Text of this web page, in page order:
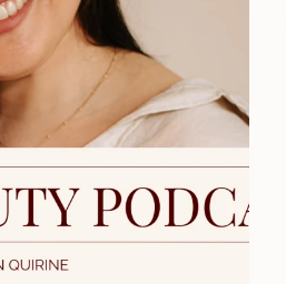
gommage in één!
overtollige cellen te